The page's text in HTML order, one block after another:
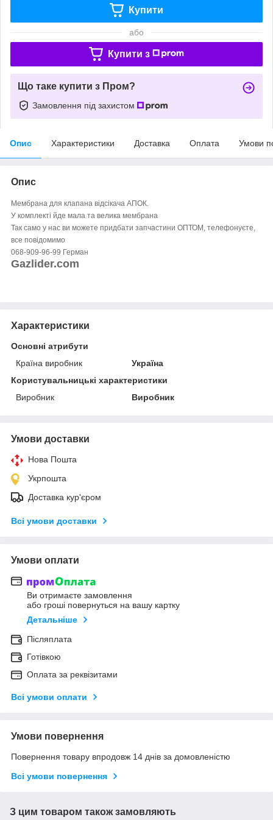
Купити
або
Купити з
Що таке купити з Пром?
Замовлення під захистом
Опис Характеристики Доставка Оплата Умови
Опис
Мембрана для клапана відсікача АПОК.
У комплекті йде мала та велика мембрана
Так само у нас ви можете придбати запчастини ОПТОМ, телефонуєте,
все повідомимо
068-909-96-99 Герман
Gazlider.com
Характеристики
Основні атрибути
Країна виробник
Україна
Користувальницькі характеристики
Виробник
Виробник
Умови доставки
Нова Пошта
Укрпошта
Доставка кур'єром
Всі умови доставки
Умови оплати
Ви отримаєте замовлення
або гроші повернуться на вашу картку
Детальніше
Післяплата
Готівкою
Оплата за реквізитами
Всі умови оплати
Умови повернення
Повернення товару впродовж 14 днів за домовленістю
Всі умови повернення
З цим товаром також замовляють